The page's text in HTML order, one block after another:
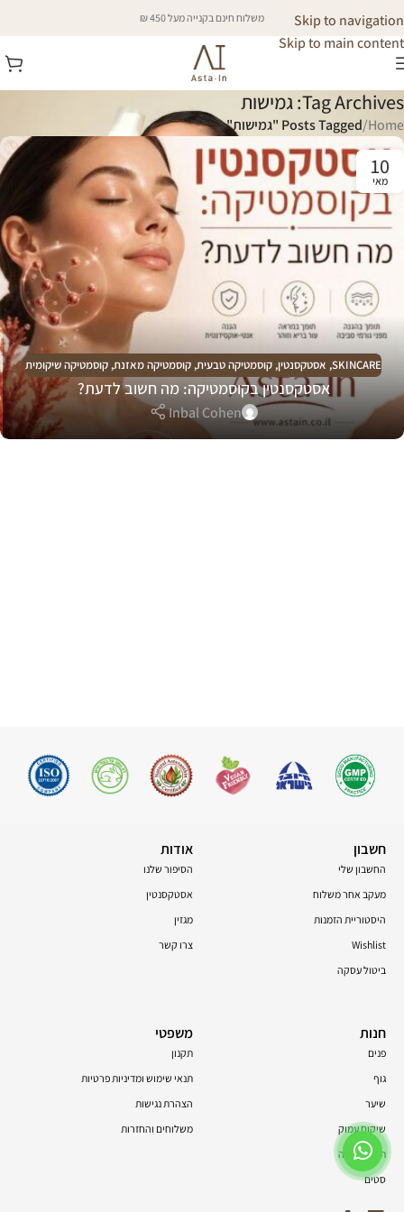
Skip to navigation
Skip to main content
משלוח חינם בקנייה מעל 450 ₪
Tag Archives: גמישות
Home
/Posts Tagged "גמישות"
10
מאי
SKINCARE
, אסטקסנטין, קוסמטיקה טבעית, קוסמטיקה מאזנת, קוסמטיקה שיקומית
אסטקסנטין בקוסמטיקה: מה חשוב לדעת?
Inbal Cohen
חשבון
החשבון שלי
מעקב אחר משלוח
היסטוריית הזמנות
Wishlist
ביטול עסקה
אודות
הסיפור שלנו
אסטקסנטין
מגזין
צרו קשר
חנות
פנים
גוף
שיער
שיקום עמוק
תוספי תזונה
סטים
משפטי
תקנון
תנאי שימוש ומדיניות פרטיות
הצהרת נגישות
משלוחים והחזרות